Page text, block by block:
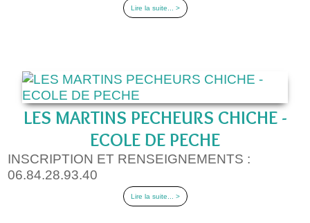
Lire la suite... >
LES MARTINS PECHEURS CHICHE -
ECOLE DE PECHE
INSCRIPTION ET RENSEIGNEMENTS :
06.84.28.93.40
Lire la suite... >